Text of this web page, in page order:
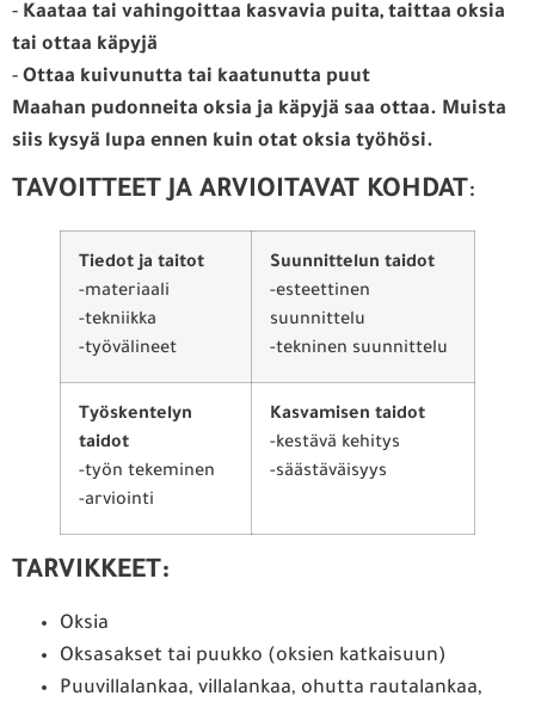
- Kaataa tai vahingoittaa kasvavia puita, taittaa oksia
tai ottaa käpyjä
- Ottaa kuivunutta tai kaatunutta puut
Maahan pudonneita oksia ja käpyjä saa ottaa. Muista
siis kysyä lupa ennen kuin otat oksia työhösi.
TAVOITTEET JA ARVIOITAVAT KOHDAT :
Tiedot ja taitot
-materiaali
-tekniikka
-työvälineet
Suunnittelun taidot
-esteettinen
suunnittelu
-tekninen suunnittelu
Työskentelyn
taidot
-työn tekeminen
-arviointi
Kasvamisen taidot
-kestävä kehitys
-säästäväisyys
TARVIKKEET:
Oksia
Oksasakset tai puukko (oksien katkaisuun)
Puuvillalankaa, villalankaa, ohutta rautalankaa,